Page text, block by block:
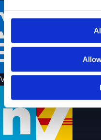
Vi sender med